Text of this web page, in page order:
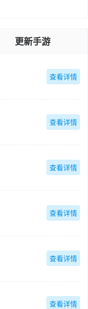
更新手游
查看详情
查看详情
查看详情
查看详情
查看详情
查看详情